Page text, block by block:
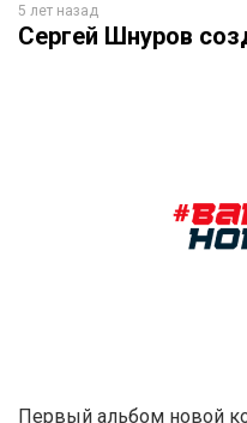
5 лет назад
Сергей Шнуров
Первый альбом новой